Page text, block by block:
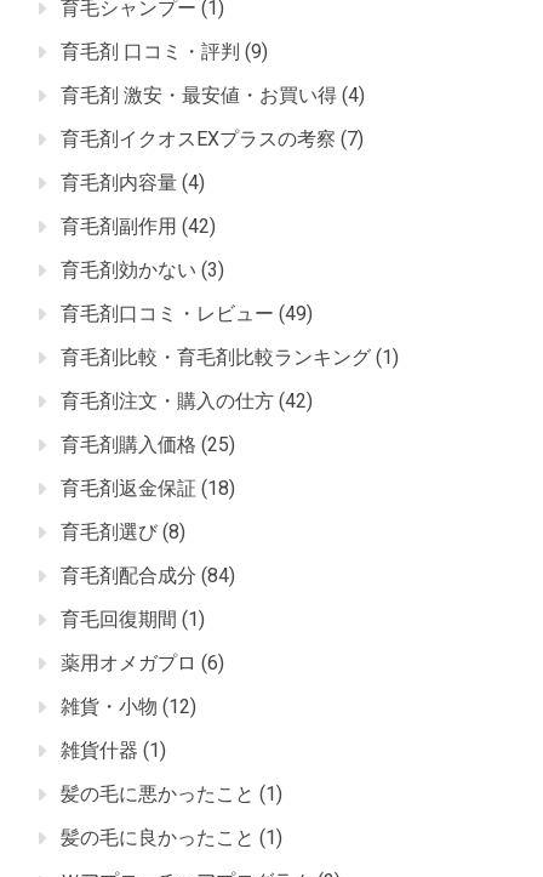
育毛シャンプー (1)
育毛剤 口コミ・評判 (9)
育毛剤 激安・最安値・お買い得 (4)
育毛剤イクオスEXプラスの考察 (7)
育毛剤内容量 (4)
育毛剤副作用 (42)
育毛剤効かない (3)
育毛剤口コミ・レビュー (49)
育毛剤比較・育毛剤比較ランキング (1)
育毛剤注文・購入の仕方 (42)
育毛剤購入価格 (25)
育毛剤返金保証 (18)
育毛剤選び (8)
育毛剤配合成分 (84)
育毛回復期間 (1)
薬用オメガプロ (6)
雑貨・小物 (12)
雑貨什器 (1)
髪の毛に悪かったこと (1)
髪の毛に良かったこと (1)